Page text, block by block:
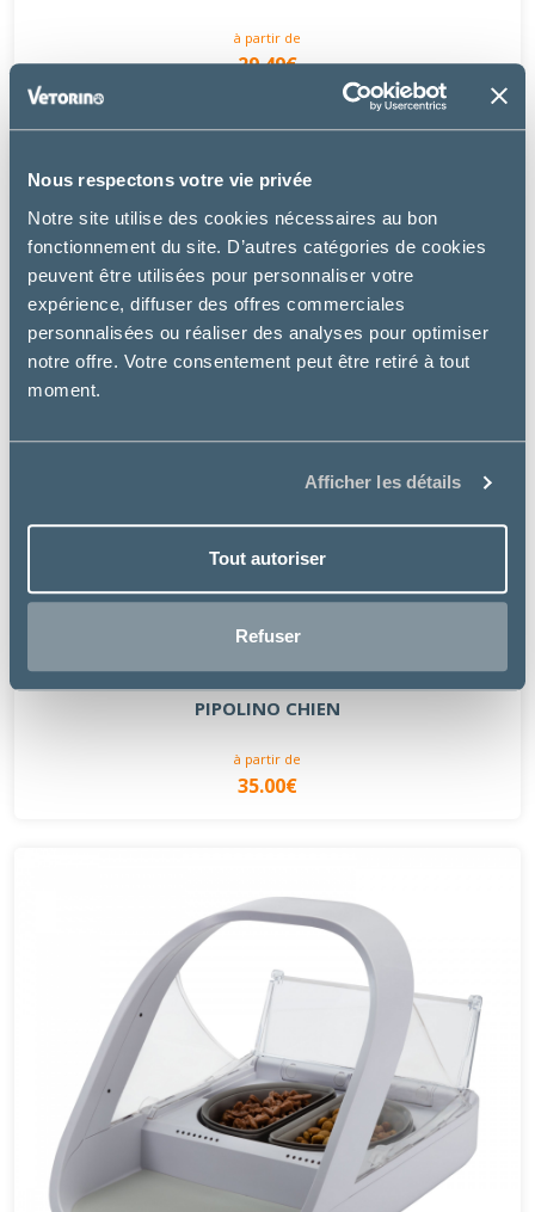
Nous respectons votre vie privée
Notre site utilise des cookies nécessaires au bon
fonctionnement du site. D’autres catégories de cookies
peuvent être utilisées pour personnaliser votre
expérience, diffuser des offres commerciales
personnalisées ou réaliser des analyses pour optimiser
notre offre. Votre consentement peut être retiré à tout
moment.
Afficher les détails
Tout autoriser
Refuser
à partir de
29.49€
PIPOLINO CHIEN
à partir de
35.00€